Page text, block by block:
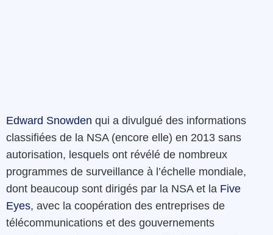
Edward Snowden qui a divulgué des informations
classifiées de la NSA (encore elle) en 2013 sans
autorisation, lesquels ont révélé de nombreux
programmes de surveillance à l’échelle mondiale,
dont beaucoup sont dirigés par la NSA et la Five
Eyes, avec la coopération des entreprises de
télécommunications et des gouvernements